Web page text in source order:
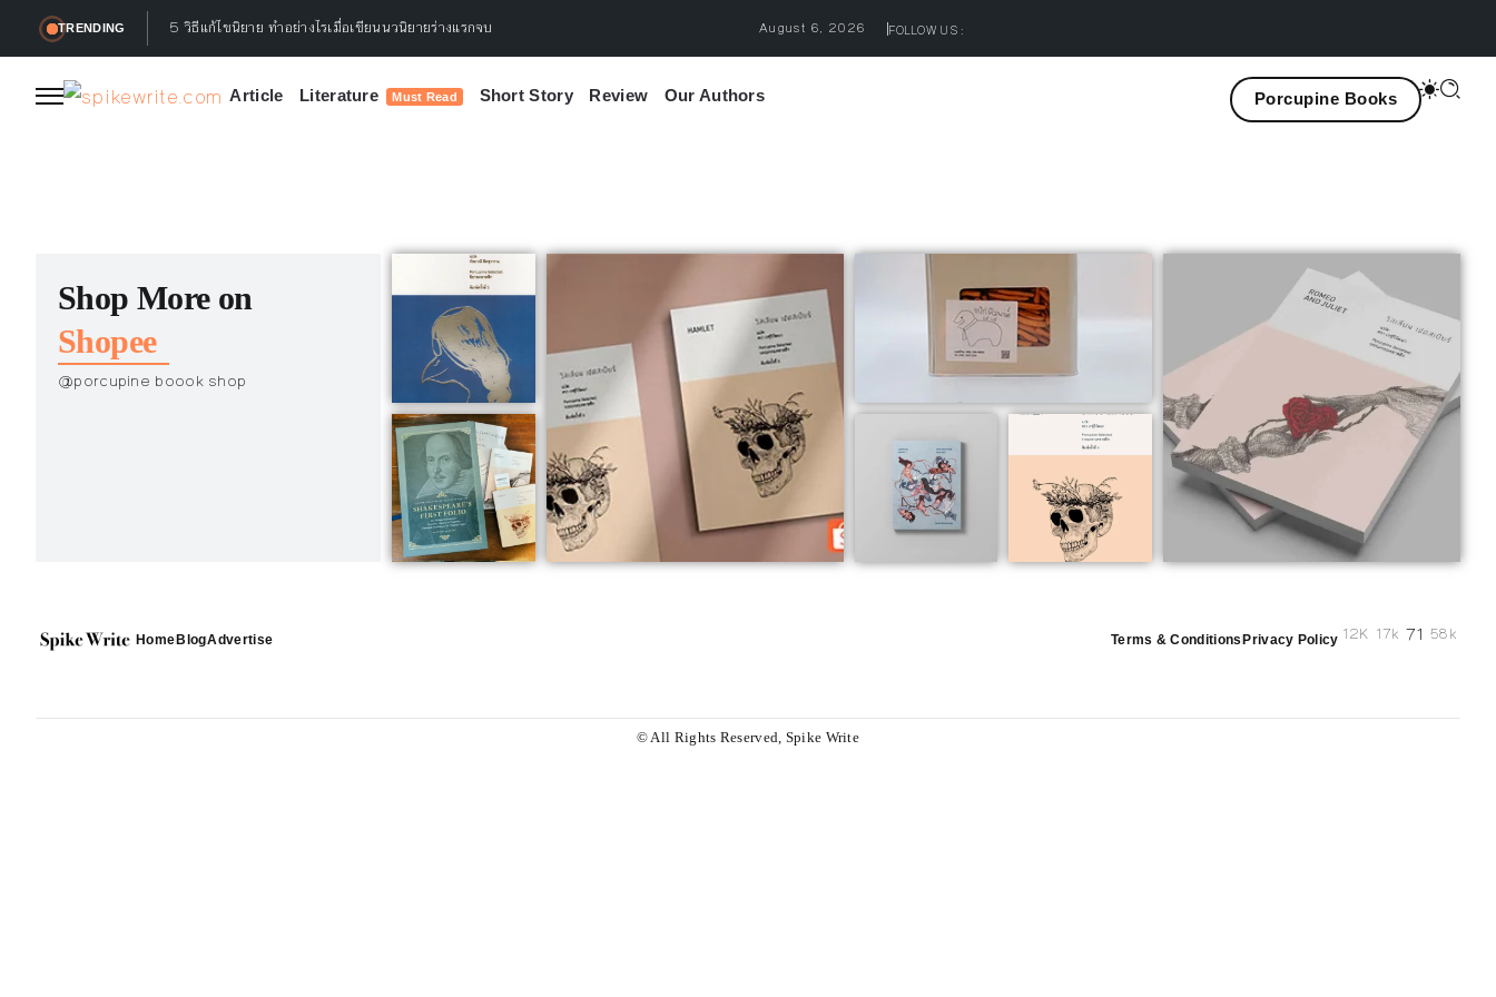
TRENDING 5 วิธีแก้ไขนิยาย ทำอย่างไรเมื่อเขียนนวนิยายร่างแรกจบ 3 เหตุผล ทำไมนักเขียนต้องอ่านหนังสือ
August 6, 2026 FOLLOW US :
Article Literature Must Read Short Story Review Our Authors Porcupine Books
Shop More on
Shopee
@porcupine boook shop
HomeBlogAdvertise Terms & ConditionsPrivacy Policy 12K 17k 71 58k
© All Rights Reserved, Spike Write